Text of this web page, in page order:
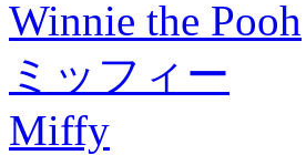
Winnie the Pooh
ミッフィー
Miffy